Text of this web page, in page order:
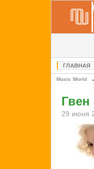
ГЛАВНАЯ
Music World
Гвен
29 июня